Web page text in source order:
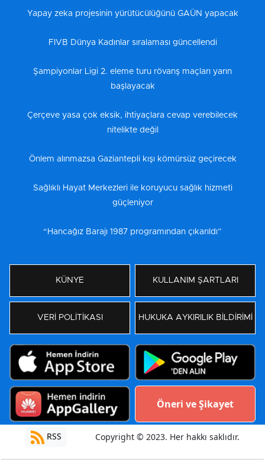
Yapay zeka projesinin yürütücülüğünü GAÜN yapacak
FIVB Dünya Kadınlar sıralaması güncellendi
Şampiyonlar Ligi 2. eleme turu rövanş maçları yarın
başlayacak
Çerçeve yasa çok eksik, ihtiyaçlara cevap verebilecek
nitelikte değil
Önlem alınmazsa Gaziantepli kışı kömürsüz geçirecek
Sağlıklı Hayat Merkezleri ile koruyucu sağlık hizmeti
güçleniyor
“Hancağız Barajı 1987 programından çıkarıldı”
KÜNYE KULLANIM ŞARTLARI
VERİ POLİTİKASI HUKUKA AYKIRILIK BİLDİRİMİ
Öneri ve Şikayet
RSS Copyright © 2023. Her hakkı saklıdır.